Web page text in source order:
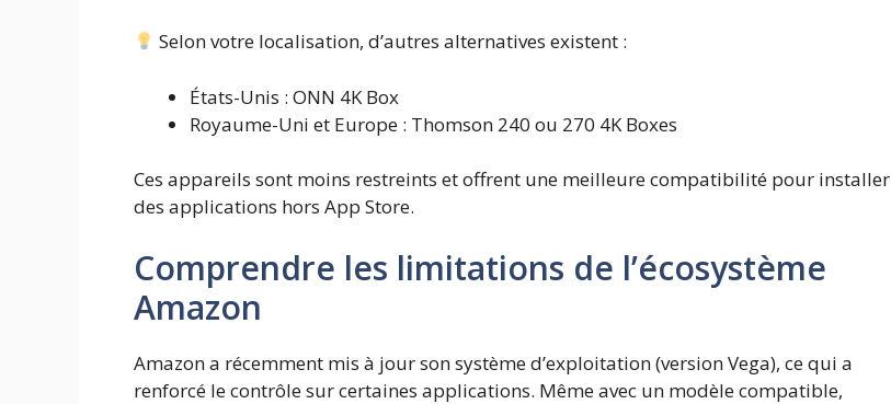
Selon votre localisation, d’autres alternatives existent :
États-Unis : ONN 4K Box
Royaume-Uni et Europe : Thomson 240 ou 270 4K Boxes
Ces appareils sont moins restreints et offrent une meilleure compatibilité pour installer
des applications hors App Store.
Comprendre les limitations de l’écosystème
Amazon
Amazon a récemment mis à jour son système d’exploitation (version Vega), ce qui a
renforcé le contrôle sur certaines applications. Même avec un modèle compatible,